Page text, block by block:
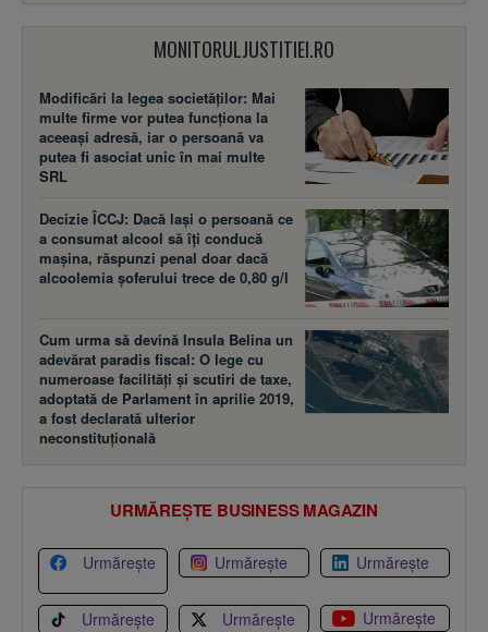
MONITORULJUSTITIEI.RO
Modificări la legea societăţilor: Mai
multe firme vor putea funcţiona la
aceeaşi adresă, iar o persoană va
putea fi asociat unic în mai multe
SRL
Decizie ÎCCJ: Dacă laşi o persoană ce
a consumat alcool să îţi conducă
maşina, răspunzi penal doar dacă
alcoolemia şoferului trece de 0,80 g/l
Cum urma să devină Insula Belina un
adevărat paradis fiscal: O lege cu
numeroase facilităţi şi scutiri de taxe,
adoptată de Parlament în aprilie 2019,
a fost declarată ulterior
neconstituţională
URMĂREȘTE BUSINESS MAGAZIN
Urmărește Urmărește Urmărește
Urmărește Urmărește
Urmărește